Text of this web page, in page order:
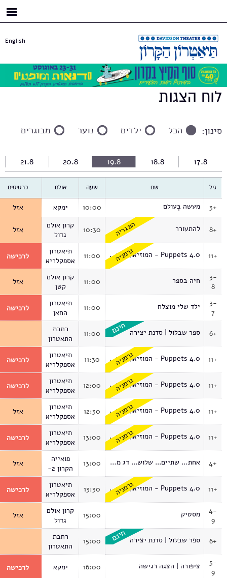
English
לוח הצגות
סינון: הכל ילדים נוער מבוגרים
17.8
18.8
19.8
20.8
21.8
גיל שם שעה אולם כרטיסים
3+ מעשה בְּעולם 10:00 ימקא אזל
8+ להתעורר הונגריה 10:30
קרון אולם
גדול
אזל
11+ Puppets 4.0 - המוזיאון הווירטואליגרמניה 11:00
תיאטרון
אספקלריא
לרכישה
3-
8
חיה בספר 11:00
קרון אולם
קטן
אזל
3-
7
ילד שלי מוצלח 11:00
תיאטרון
החאן
לרכישה
6+ ספר שבלול | סדנת יצירה 11:00
רחבת
התאטרון
11+ Puppets 4.0 - המוזיאון הווירטואליגרמניה 11:30
תיאטרון
אספקלריא
לרכישה
11+ Puppets 4.0 - המוזיאון הווירטואליגרמניה 12:00
תיאטרון
אספקלריא
לרכישה
11+ Puppets 4.0 - המוזיאון הווירטואליגרמניה 12:30
תיאטרון
אספקלריא
אזל
11+ Puppets 4.0 - המוזיאון הווירטואליגרמניה 13:00
תיאטרון
אספקלריא
לרכישה
4+ אחת… שתיים... שלוש... דג מלוח! | סדנת יצירה 13:00
פואייה
הקרון 2-
אזל
11+ Puppets 4.0 - המוזיאון הווירטואליגרמניה 13:30
תיאטרון
אספקלריא
לרכישה
4-
9
מסטיק 15:00
קרון אולם
גדול
אזל
6+ ספר שבלול | סדנת יצירה 15:00
רחבת
התאטרון
5-
9
ציפורה | הצגה רגישה 16:00 ימקא לרכישה